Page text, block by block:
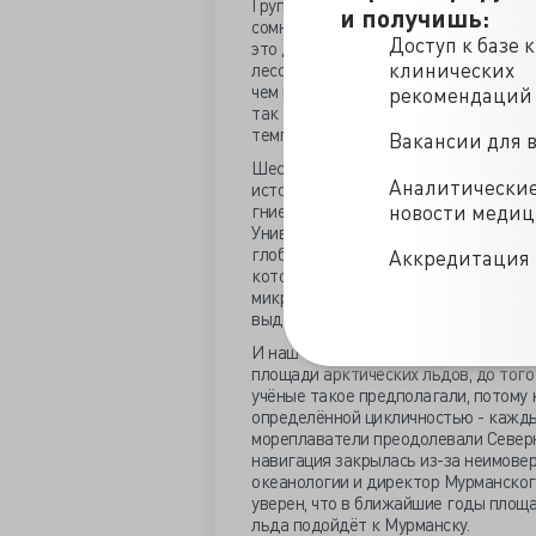
и получишь:
Доступ к базе
клинических
рекомендаций
Вакансии для
новости
Аккредитация
Группа из 32 авторитетных учёных
сомнение безусловную вредность
это дело благим. Потому что с 1982
лесов увеличилась на 25-50%.
чем предполагали все предыдущие
так как забирает из атмосферы
температуры.
Шестую часть парниковых газов
источник его производства –
гниении веществ растительного
Университета Колорадо
глобальное потепление. Десять
которых три дня кормили
микробиом кишечника, но на
выделения метана
И наш ответ поборникам
площади арктических льдов, до
учёные такое предполагали,
определённой цикличностью -
мореплаватели преодолевали
навигация закрылась из-за
океанологии и директор
уверен, что в ближайшие годы
льда подойдёт к Мурманску.